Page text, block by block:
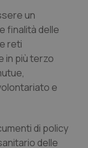
un
finalità delle
reti
in più terzo
e
di policy
delle